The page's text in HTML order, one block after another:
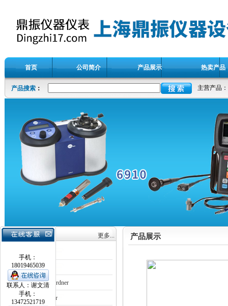
首页 公司简介 产品展示 热卖产品
产品搜索： 主营产品：
手机：
18019465039
联系人：谢文清
手机：
13472521719
产品目录 更多...
德国Erichsen
德国BYK-Gardner
英国Elcometer
产品展示